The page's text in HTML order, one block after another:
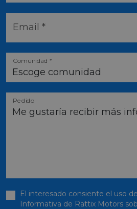
Email *
Comunidad *
Pedido
El interesado consiente el uso
Informativa de Rattix Motors